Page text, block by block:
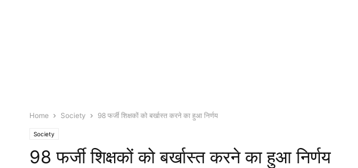
Home Society 98 फर्जी शिक्षकों को बर्खास्त करने का हुआ निर्णय
Society
98 फर्जी शिक्षकों को बर्खास्त करने का हुआ निर्णय